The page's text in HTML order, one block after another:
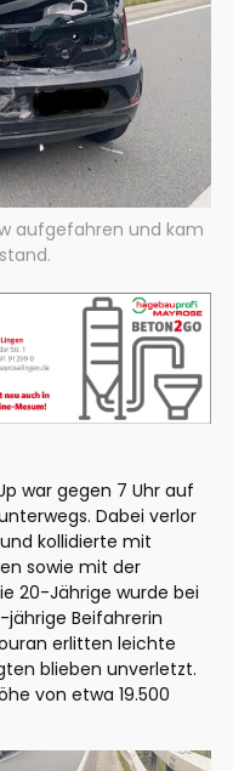
aufgefahren und kam
war gegen 7 Uhr auf
Dabei verlor
kollidierte mit
sowie mit der
20-Jährige wurde bei
Beifahrerin
erlitten leichte
blieben unverletzt.
von etwa 19.500